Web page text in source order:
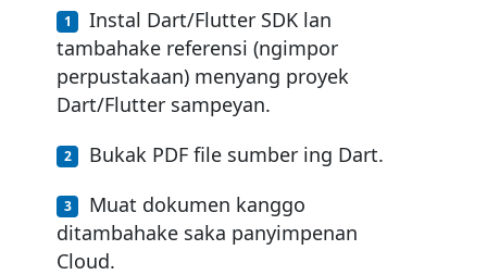
Instal Dart/Flutter SDK lan
tambahake referensi (ngimpor
perpustakaan) menyang proyek
Dart/Flutter sampeyan.
Bukak PDF file sumber ing Dart.
Muat dokumen kanggo
ditambahake saka panyimpenan
Cloud.